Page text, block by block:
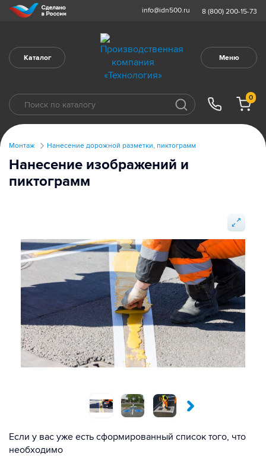
info@idn500.ru 8 (800) 200-15-73
Каталог Меню
0
Монтаж Нанесение дорожной разметки, пиктограмм
Нанесение изображений и
пиктограмм
Если у вас уже есть сформированный список того, что
необходимо